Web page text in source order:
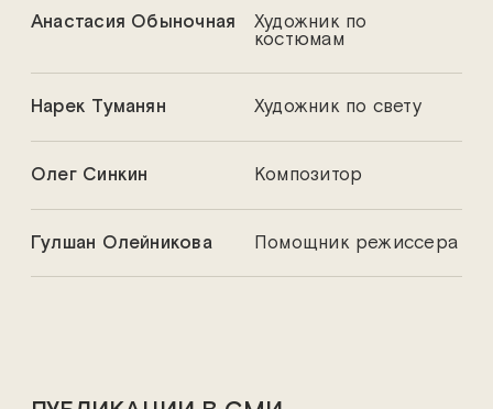
Анастасия Обыночная Художник по
костюмам
Нарек Туманян Художник по свету
Олег Синкин Композитор
Гулшан Олейникова Помощник режиссера